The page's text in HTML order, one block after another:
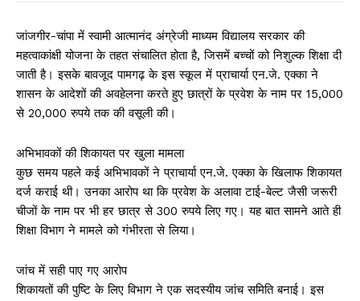
जांजगीर-चांपा में स्वामी आत्मानंद अंग्रेजी माध्यम विद्यालय सरकार की
महत्वाकांक्षी योजना के तहत संचालित होता है, जिसमें बच्चों को निशुल्क शिक्षा दी
जाती है। इसके बावजूद पामगढ़ के इस स्कूल में प्राचार्या एन.जे. एक्का ने
शासन के आदेशों की अवहेलना करते हुए छात्रों के प्रवेश के नाम पर 15,000
से 20,000 रुपये तक की वसूली की।
अभिभावकों की शिकायत पर खुला मामला
कुछ समय पहले कई अभिभावकों ने प्राचार्या एन.जे. एक्का के खिलाफ शिकायत
दर्ज कराई थी। उनका आरोप था कि प्रवेश के अलावा टाई-बेल्ट जैसी जरूरी
चीजों के नाम पर भी हर छात्र से 300 रुपये लिए गए। यह बात सामने आते ही
शिक्षा विभाग ने मामले को गंभीरता से लिया।
जांच में सही पाए गए आरोप
शिकायतों की पुष्टि के लिए विभाग ने एक सदस्यीय जांच समिति बनाई। इस